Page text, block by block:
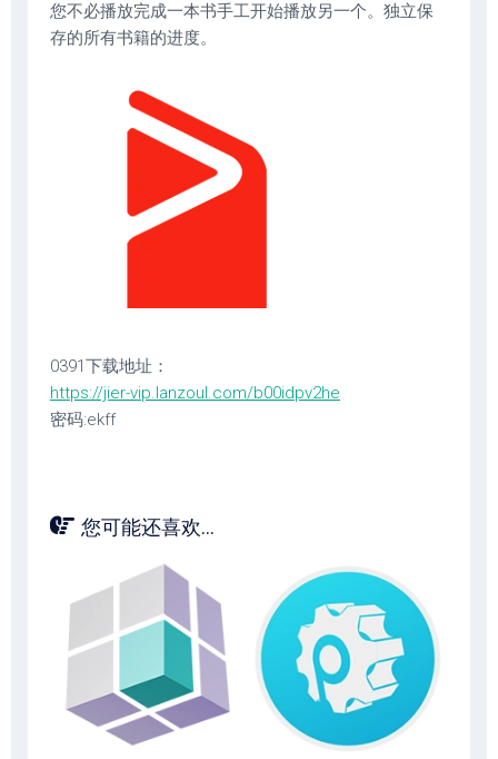
您不必播放完成一本书手工开始播放另一个。独立保
存的所有书籍的进度。
0391下载地址：
https://jier-vip.lanzoul.com/b00idpv2he
密码:ekff
您可能还喜欢...